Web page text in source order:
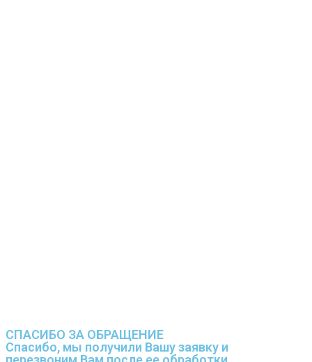
СПАСИБО ЗА ОБРАЩЕНИЕ
Спасибо, мы получили Вашу заявку и